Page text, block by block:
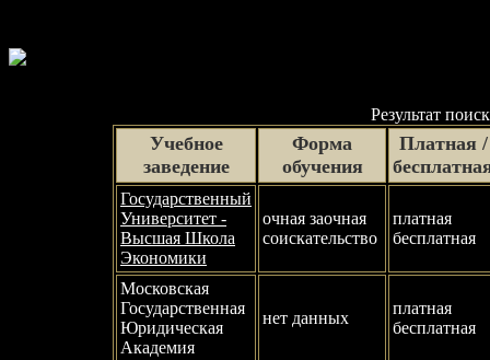
Результат
Учебное
заведение
Форма
обучения
Платная /
Государственный
Университет -
Высшая Школа
Экономики
очная заочная
соискательство
платная
бесплатная
Московская
Государственная
Юридическая
Академия
нет данных
платная
бесплатная